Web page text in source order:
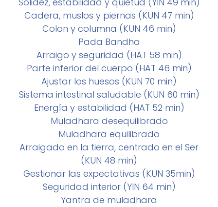
Cadera, muslos y piernas (KUN 47 min)
Colon y columna (KUN 46 min)
Pada Bandha
Arraigo y seguridad (HAT 58 min)
Parte inferior del cuerpo (HAT 46 min)
Ajustar los huesos (KUN 70 min)
Sistema intestinal saludable (KUN 60 min)
Energía y estabilidad (HAT 52 min)
Muladhara desequilibrado
Muladhara equilibrado
Arraigado en la tierra, centrado en el Ser
(KUN 48 min)
Gestionar las expectativas (KUN 35min)
Seguridad interior (YIN 64 min)
Yantra de muladhara